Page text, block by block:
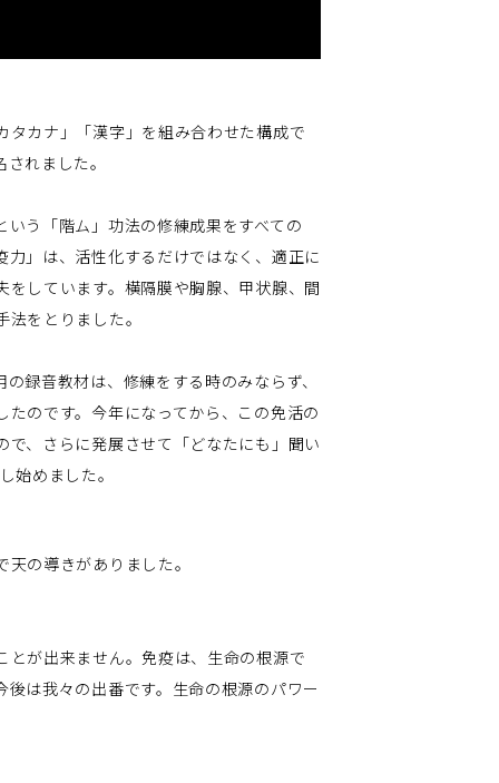
カナ」「漢字」を組み合わせた構成で
れました。
う「階ム」功法の修練成果をすべての
」は、活性化するだけではなく、適正に
しています。横隔膜や胸腺、甲状腺、間
をとりました。
録音教材は、修練をする時のみならず、
のです。今年になってから、この免活の
、さらに発展させて「どなたにも」聞い
始めました。
の導きがありました。
が出来ません。免疫は、生命の根源で
は我々の出番です。生命の根源のパワー